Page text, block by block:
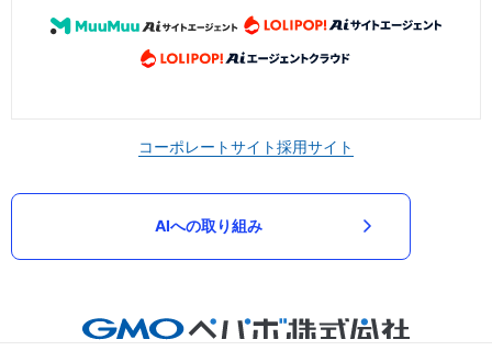
コーポレートサイト採用サイト
AIへの取り組み